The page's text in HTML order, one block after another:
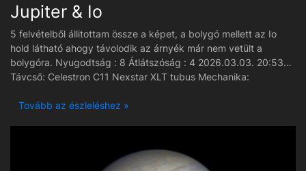
Jupiter & Io
5 felvételből állitottam össze a képet, a bolygó mellett az Io
hold látható ahogy távolodik az árnyék már nem vetült a
bolygóra. Nyugodtság : 8 Átlátszóság : 4 2026.03.03. 20:53
Távcső: Celestron C11 Nexstar XLT tubus Mechanika:
MC kamera Szűrő: Zwo uv/ir, Zwo Adc Fókuszírozó: Zwo eaf
Tovább az észleléshez »